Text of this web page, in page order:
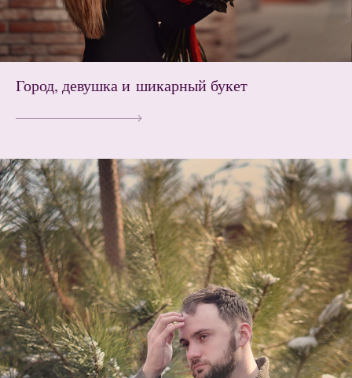
Город, девушка и шикарный букет